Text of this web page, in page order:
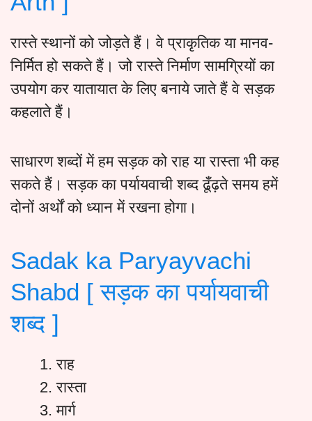
रास्ते स्थानों को जोड़ते हैं। वे प्राकृतिक या मानव-
निर्मित हो सकते हैं। जो रास्ते निर्माण सामग्रियों का
उपयोग कर यातायात के लिए बनाये जाते हैं वे सड़क
कहलाते हैं।
साधारण शब्दों में हम सड़क को राह या रास्ता भी कह
सकते हैं। सड़क का पर्यायवाची शब्द ढूँढ़ते समय हमें
दोनों अर्थों को ध्यान में रखना होगा।
Sadak ka Paryayvachi
Shabd [ सड़क का पर्यायवाची
शब्द ]
राह
रास्ता
मार्ग